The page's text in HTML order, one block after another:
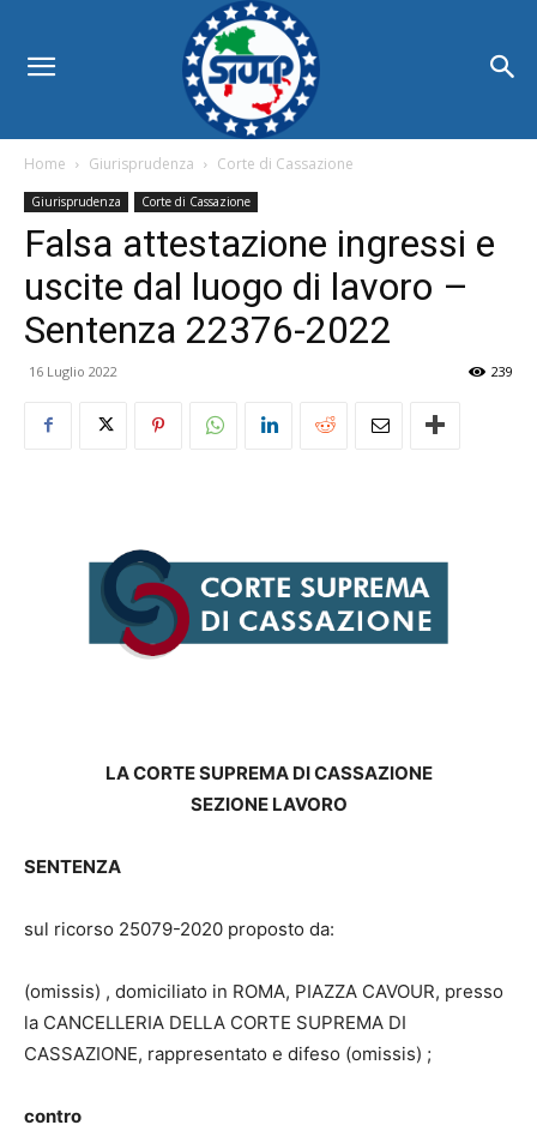
Home Giurisprudenza Corte di Cassazione
Giurisprudenza Corte di Cassazione
Falsa attestazione ingressi e
uscite dal luogo di lavoro –
Sentenza 22376-2022
16 Luglio 2022 239
LA CORTE SUPREMA DI CASSAZIONE
SEZIONE LAVORO
SENTENZA
sul ricorso 25079-2020 proposto da:
(omissis) , domiciliato in ROMA, PIAZZA CAVOUR, presso
la CANCELLERIA DELLA CORTE SUPREMA DI
CASSAZIONE, rappresentato e difeso (omissis) ;
contro